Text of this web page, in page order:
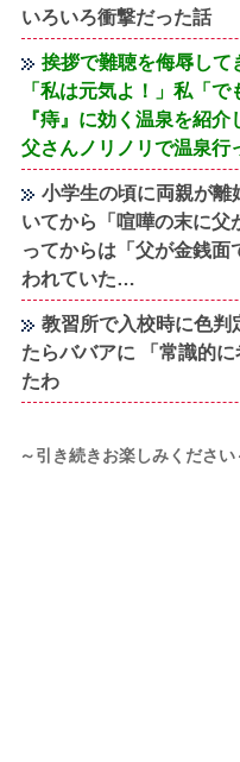
いろいろ衝撃だった話
挨拶で難聴を侮辱して
「私は元気よ！」私「
『痔』に効く温泉を紹
父さんノリノリで温泉行
小学生の頃に両親が離
いてから「喧嘩の末に父
ってからは「父が金銭
われていた…
教習所で入校時に色判
たらババアに 「常識的
たわ
～引き続きお楽しみください